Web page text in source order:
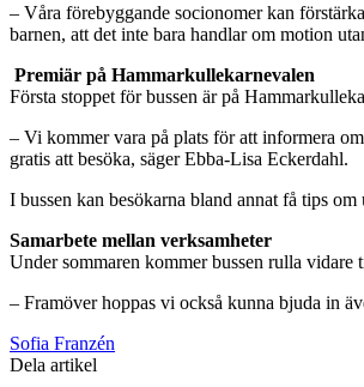
– Våra förebyggande socionomer kan
barnen, att det inte bara handlar om motion
Premiär på Hammarkullekarnevalen
Första stoppet för bussen är på
– Vi kommer vara på plats för att informera
gratis att besöka, säger Ebba-Lisa Eckerdahl.
I bussen kan besökarna bland annat få tips
Samarbete mellan verksamheter
Under sommaren kommer bussen rulla
– Framöver hoppas vi också kunna bjuda in
Sofia Franzén
Dela artikel